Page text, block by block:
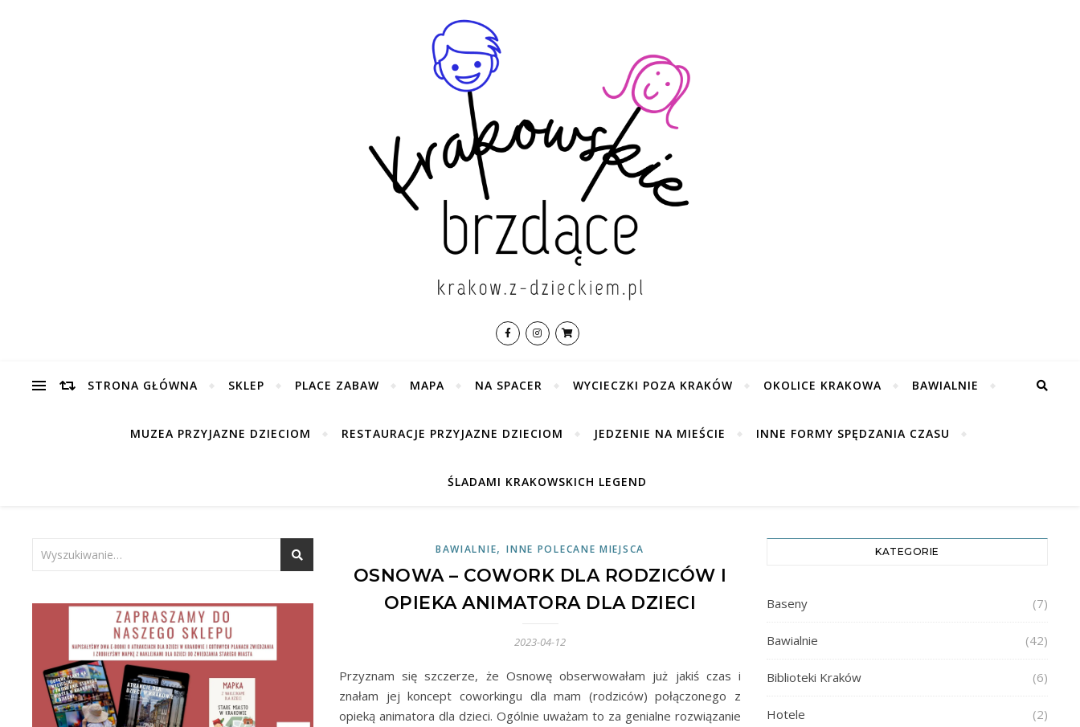
STRONA GŁÓWNA SKLEP PLACE ZABAW MAPA NA SPACER WYCIECZKI POZA KRAKÓW OKOLICE KRAKOWA BAWIALNIE
MUZEA PRZYJAZNE DZIECIOM RESTAURACJE PRZYJAZNE DZIECIOM JEDZENIE NA MIEŚCIE INNE FORMY SPĘDZANIA CZASU
ŚLADAMI KRAKOWSKICH LEGEND
BAWIALNIE,INNE POLECANE MIEJSCA
OSNOWA – COWORK DLA RODZICÓW I
OPIEKA ANIMATORA DLA DZIECI
2023-04-12
Przyznam się szczerze, że Osnowę obserwowałam już jakiś czas i
znałam jej koncept coworkingu dla mam (rodziców) połączonego z
opieką animatora dla dzieci. Ogólnie uważam to za genialne rozwiązanie
KATEGORIE
Baseny (7)
Bawialnie (42)
Biblioteki Kraków (6)
Hotele (2)